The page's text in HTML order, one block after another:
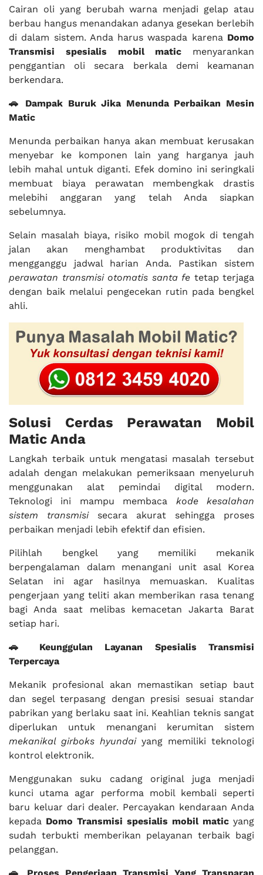
Cairan oli yang berubah warna menjadi gelap atau
berbau hangus menandakan adanya gesekan berlebih
di dalam sistem. Anda harus waspada karena Domo
Transmisi
spesialis mobil matic menyarankan
penggantian oli secara berkala demi keamanan
berkendara.
🚗 Dampak Buruk Jika Menunda Perbaikan Mesin
Matic
Menunda perbaikan hanya akan membuat kerusakan
menyebar ke komponen lain yang harganya jauh
lebih mahal untuk diganti. Efek domino ini seringkali
membuat biaya perawatan membengkak drastis
melebihi anggaran yang telah Anda siapkan
sebelumnya.
Selain masalah biaya, risiko mobil mogok di tengah
jalan akan menghambat produktivitas dan
mengganggu jadwal harian Anda. Pastikan sistem
perawatan transmisi otomatis santa fe tetap terjaga
dengan baik melalui pengecekan rutin pada bengkel
ahli.
Solusi Cerdas Perawatan Mobil
Matic Anda
Langkah terbaik untuk mengatasi masalah tersebut
adalah dengan melakukan pemeriksaan menyeluruh
menggunakan alat pemindai digital modern.
Teknologi ini mampu membaca kode kesalahan
sistem transmisisecara akurat sehingga proses
perbaikan menjadi lebih efektif dan efisien.
Pilihlah bengkel yang memiliki mekanik
berpengalaman dalam menangani unit asal Korea
Selatan ini agar hasilnya memuaskan. Kualitas
pengerjaan yang teliti akan memberikan rasa tenang
bagi Anda saat melibas kemacetan Jakarta Barat
setiap hari.
🚗 Keunggulan Layanan Spesialis Transmisi
Terpercaya
Mekanik profesional akan memastikan setiap baut
dan segel terpasang dengan presisi sesuai standar
pabrikan yang berlaku saat ini. Keahlian teknis sangat
diperlukan untuk menangani kerumitan sistem
mekanikal girboks hyundaiyang memiliki teknologi
kontrol elektronik.
Menggunakan suku cadang original juga menjadi
kunci utama agar performa mobil kembali seperti
baru keluar dari dealer. Percayakan kendaraan Anda
kepada Domo Transmisi spesialis mobil matic yang
sudah terbukti memberikan pelayanan terbaik bagi
pelanggan.